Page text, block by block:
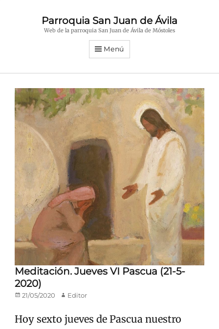
Parroquia San Juan de Ávila
Web de la parroquia San Juan de Ávila de Móstoles
Menú
Meditación. Jueves VI Pascua (21-5-
2020)
Publicado
21/05/2020 Autor
Editor
Hoy sexto jueves de Pascua nuestro